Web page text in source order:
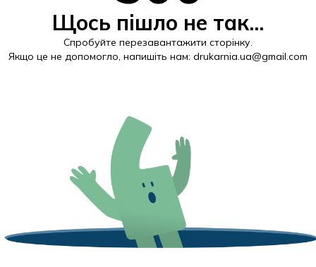
Щось пішло не так...
Спробуйте перезавантажити сторінку.
Якщо це не допомогло, напишіть нам: drukarnia.ua@gmail.com